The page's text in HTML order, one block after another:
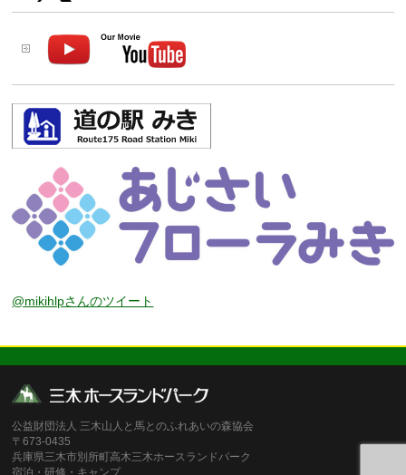
@mikihlpさんのツイート
公益財団法人 三木山人と馬とのふれあいの森協会
〒673-0435
兵庫県三木市別所町高木三木ホースランドパーク
宿泊・研修・キャンプ